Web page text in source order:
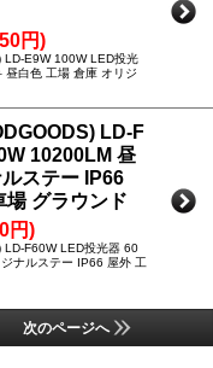
円)
LD-E9W 100W LED投光
白色 工場 倉庫 オリジ
LD-F
10200LM 昼
ステー IP66
場 グラウンド
円)
LD-F60W LED投光器 60
ナルステー IP66 屋外 工
次のページへ